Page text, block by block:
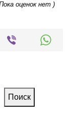
оценок нет )
Поиск